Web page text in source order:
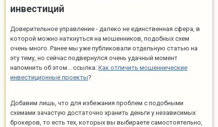
инвестиций
Доверительное управление - далеко не единственная сфера, в
которой можно наткнуться на мошенников, подобных схем
очень много. Ранее мы уже публиковали отдельную статью на
эту тему, но сейчас подвернулся очень удачный момент
напомнить об этом... ссылка: Как отличить мошеннические
инвестиционные проекты?
Добавим лишь, что для избежания проблем с подобными
схемами зачастую достаточно хранить деньги у независимых
брокеров, то есть тех, которых вы выбираете самостоятельно,